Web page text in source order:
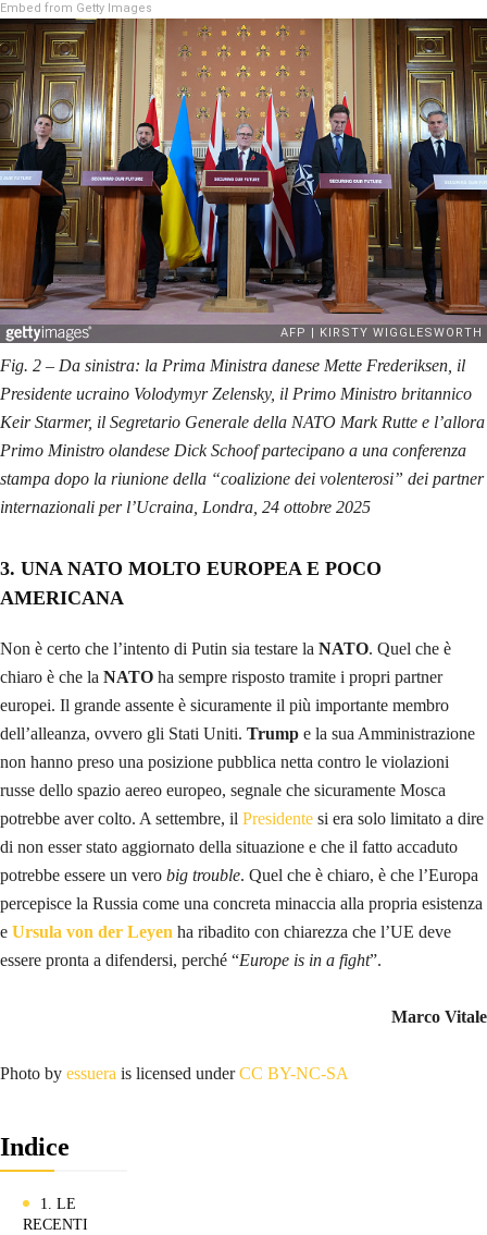
Embed from Getty Images
Fig. 2 – Da sinistra: la Prima Ministra danese Mette Frederiksen, il
Presidente ucraino Volodymyr Zelensky, il Primo Ministro britannico
Keir Starmer, il Segretario Generale della NATO Mark Rutte e l’allora
Primo Ministro olandese Dick Schoof partecipano a una conferenza
stampa dopo la riunione della “coalizione dei volenterosi” dei partner
internazionali per l’Ucraina, Londra, 24 ottobre 2025
3. UNA NATO MOLTO EUROPEA E POCO
AMERICANA
Non è certo che l’intento di Putin sia testare la NATO. Quel che è
chiaro è che la NATO ha sempre risposto tramite i propri partner
europei. Il grande assente è sicuramente il più importante membro
dell’alleanza, ovvero gli Stati Uniti. Trump e la sua Amministrazione
non hanno preso una posizione pubblica netta contro le violazioni
russe dello spazio aereo europeo, segnale che sicuramente Mosca
potrebbe aver colto. A settembre, il Presidente si era solo limitato a dire
di non esser stato aggiornato della situazione e che il fatto accaduto
potrebbe essere un vero big trouble. Quel che è chiaro, è che l’Europa
percepisce la Russia come una concreta minaccia alla propria esistenza
e Ursula von der Leyen ha ribadito con chiarezza che l’UE deve
essere pronta a difendersi, perché “Europe is in a fight”.
Marco Vitale
Photo by essuera is licensed underCC BY-NC-SA
Indice
1. LE
RECENTI